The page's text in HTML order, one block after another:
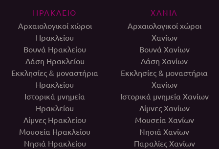
ΗΡΑΚΛΕΙΟ
Αρχαιολογικοί χώροι
Ηρακλείου
Βουνά Ηρακλείου
Δάση Ηρακλείου
Εκκλησίες & μοναστήρια
Ηρακλείου
Ιστορικά μνημεία
Ηρακλείου
Λίμνες Ηρακλείου
Μουσεία Ηρακλείου
Νησιά Ηρακλείου
ΧΑΝΙΑ
Αρχαιολογικοί χώροι
Χανίων
Βουνά Χανίων
Δάση Χανίων
Εκκλησίες & μοναστήρια
Χανίων
Ιστορικά μνημεία Χανίων
Λίμνες Χανίων
Μουσεία Χανίων
Νησιά Χανίων
Παραλίες Χανίων